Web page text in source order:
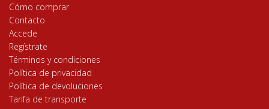
Cómo comprar
Contacto
Accede
Regístrate
Términos y condiciones
Política de privacidad
Política de devoluciones
Tarifa de transporte